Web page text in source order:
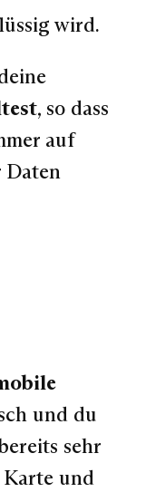
wird.
, so dass
auf
Daten
und du
sehr
und